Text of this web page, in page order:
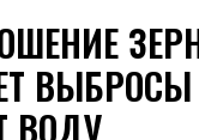
ВЫБРОСЫ
ВОДУ